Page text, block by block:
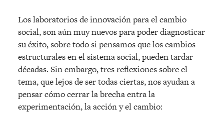
Los laboratorios de innovación para el cambio
social, son aún muy nuevos para poder diagnosticar
su éxito, sobre todo si pensamos que los cambios
estructurales en el sistema social, pueden tardar
décadas. Sin embargo, tres reflexiones sobre el
tema, que lejos de ser todas ciertas, nos ayudan a
pensar cómo cerrar la brecha entra la
experimentación, la acción y el cambio: